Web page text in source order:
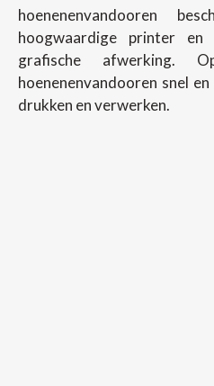
hoenenenvandooren
hoogwaardige printer en
grafische afwerking.
hoenenenvandooren snel
drukken en verwerken.